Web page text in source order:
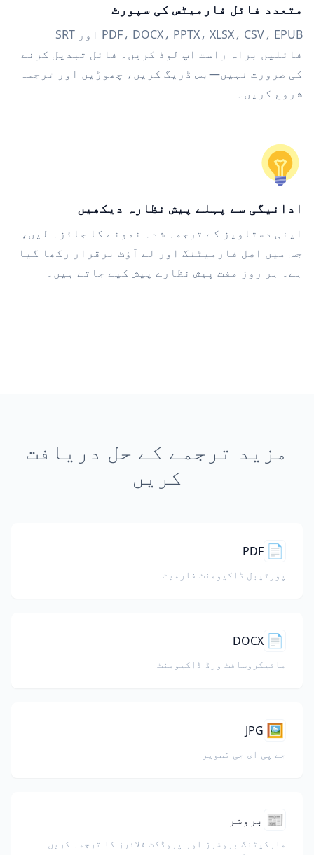
متعدد فائل فارمیٹس کی سپورٹ
PDF، DOCX، PPTX، XLSX، CSV، EPUB اور SRT
فائلیں براہ راست اپ لوڈ کریں۔ فائل تبدیل کرنے
کی ضرورت نہیں—بس ڈریگ کریں، چھوڑیں اور ترجمہ
شروع کریں۔
ادائیگی سے پہلے پیش نظارہ دیکھیں
اپنی دستاویز کے ترجمہ شدہ نمونے کا جائزہ لیں،
جس میں اصل فارمیٹنگ اور لے آؤٹ برقرار رکھا گیا
ہے۔ ہر روز مفت پیش نظارے پیش کیے جاتے ہیں۔
مزید ترجمے کے حل دریافت
کریں
📄
PDF
پورٹیبل ڈاکیومنٹ فارمیٹ
📄
DOCX
مائیکروسافٹ ورڈ ڈاکیومنٹ
🖼️
JPG
جے پی ای جی تصویر
📰 بروشر
مارکیٹنگ بروشرز اور پروڈکٹ فلائرز کا ترجمہ کریں